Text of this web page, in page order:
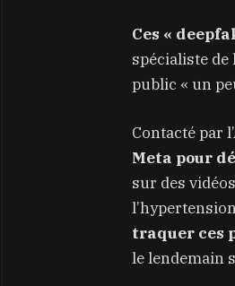
Ces «
spécialiste
public « un
Contacté par
Meta pour
sur des
traquer ces
le lendemain